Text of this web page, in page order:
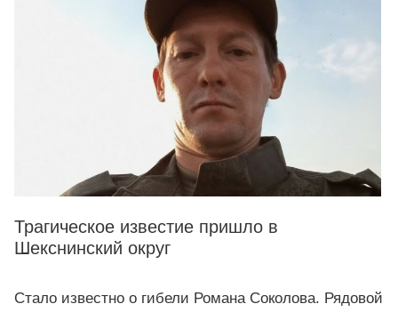
Трагическое известие пришло в
Шекснинский округ
Стало известно о гибели Романа Соколова. Рядовой